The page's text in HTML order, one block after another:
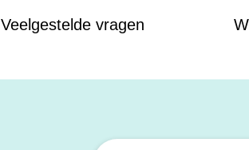
Veelgestelde vragen